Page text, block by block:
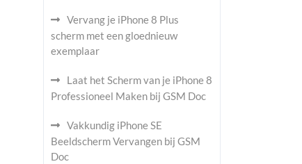
Vervang je iPhone 8 Plus
scherm met een gloednieuw
exemplaar
Laat het Scherm van je iPhone 8
Professioneel Maken bij GSM Doc
Vakkundig iPhone SE
Beeldscherm Vervangen bij GSM
Doc